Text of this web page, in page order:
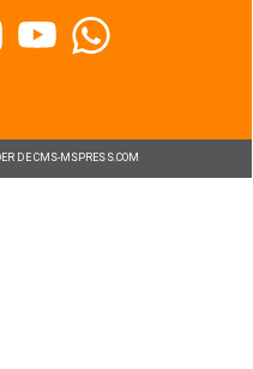
DE CMS-MSPRESS.COM